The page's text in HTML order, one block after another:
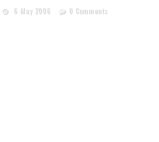
6 May 2006 0 Comments